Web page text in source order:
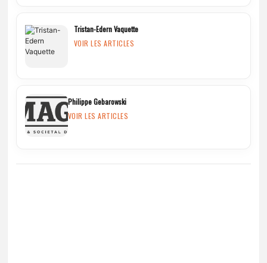
Tristan-Edern Vaquette
VOIR LES ARTICLES
Philippe Gebarowski
VOIR LES ARTICLES